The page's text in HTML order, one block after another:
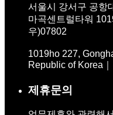
서울시 강서구 공항
마곡센트럴타워
우)07802
1019ho 227,
Republic of Korea
제휴문의